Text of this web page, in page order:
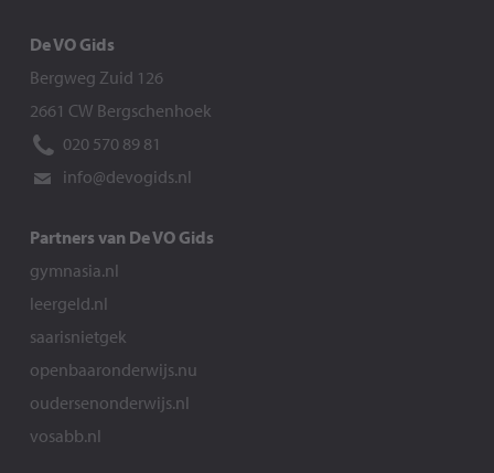
De VO Gids
Bergweg Zuid 126
2661 CW Bergschenhoek
020 570 89 81
info@devogids.nl
Partners van De VO Gids
gymnasia.nl
leergeld.nl
saarisnietgek
openbaaronderwijs.nu
oudersenonderwijs.nl
vosabb.nl